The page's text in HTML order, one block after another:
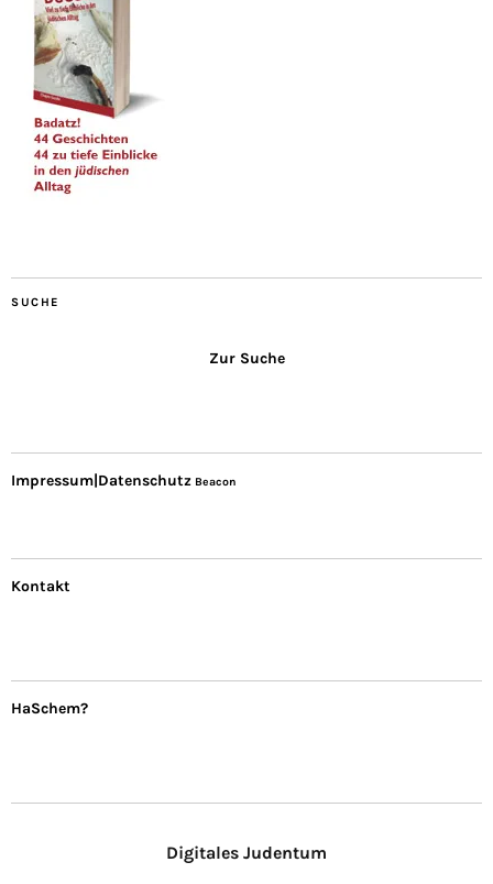
SUCHE
Zur Suche
Impressum|Datenschutz Beacon
Kontakt
HaSchem?
Digitales Judentum